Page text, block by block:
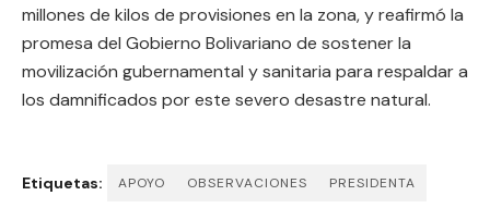
millones de kilos de provisiones en la zona, y reafirmó la
promesa del Gobierno Bolivariano de sostener la
movilización gubernamental y sanitaria para respaldar a
los damnificados por este severo desastre natural.
Etiquetas: APOYO OBSERVACIONES PRESIDENTA